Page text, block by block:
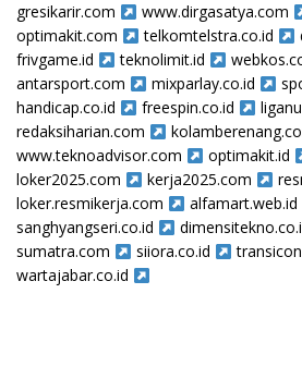
gresikarir.com
www.dirgasatya.com
optimakit.com
telkomtelstra.co.id
frivgame.id
teknolimit.id
antarsport.com
mixparlay.co.id
handicap.co.id
freespin.co.id
redaksiharian.com
www.teknoadvisor.com
optimakit.id
loker2025.com
kerja2025.com
loker.resmikerja.com
alfamart.web.id
sanghyangseri.co.id
sumatra.com
siiora.co.id
wartajabar.co.id